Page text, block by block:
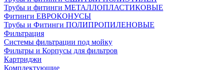
Трубы и фитинги МЕТАЛЛОПЛАСТИКОВЫЕ
Фитинги ЕВРОКОНУСЫ
Трубы и Фитинги ПОЛИПРОПИЛЕНОВЫЕ
Фильтрация
Системы фильтрации под мойку
Фильтры и Корпусы для фильтров
Картриджи
Комплектующие